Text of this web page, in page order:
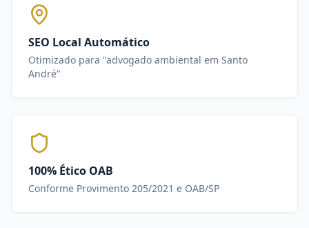
SEO Local Automático
Otimizado para "advogado ambiental em Santo
André"
100% Ético OAB
Conforme Provimento 205/2021 e OAB/SP